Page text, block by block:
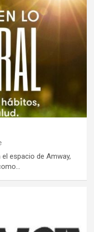
espacio de Amway,